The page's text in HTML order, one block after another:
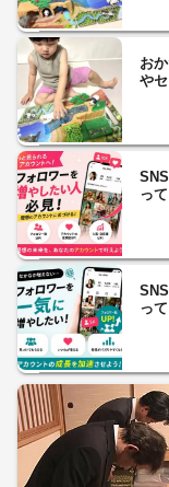
お
や
って
って